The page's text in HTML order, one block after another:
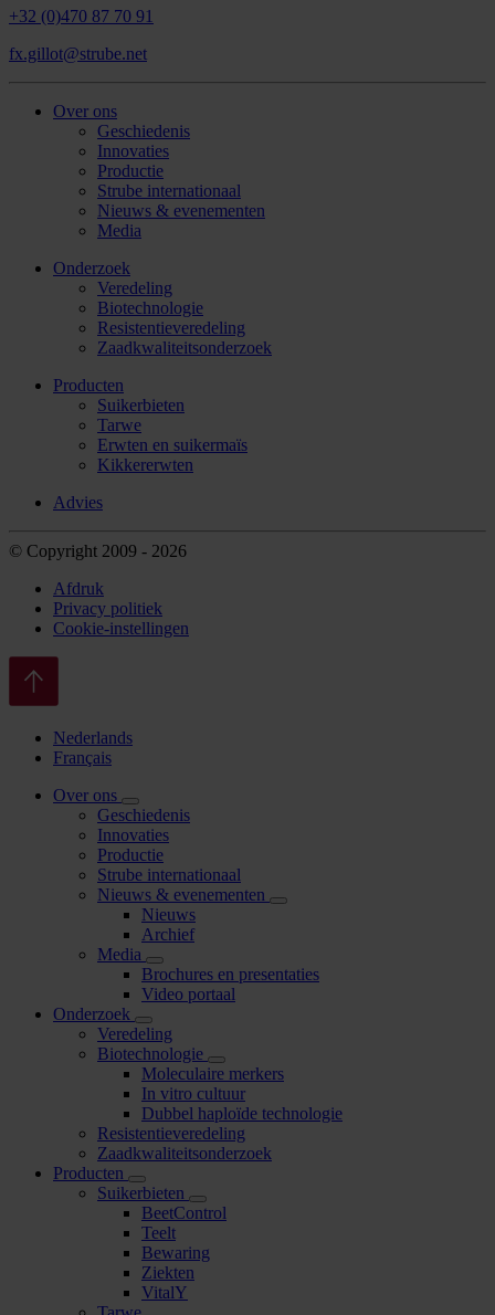
+32 (0)470 87 70 91
fx.gillot@strube.net
Over ons
Geschiedenis
Innovaties
Productie
Strube internationaal
Nieuws & evenementen
Media
Onderzoek
Veredeling
Biotechnologie
Resistentieveredeling
Zaadkwaliteitsonderzoek
Producten
Suikerbieten
Tarwe
Erwten en suikermaïs
Kikkererwten
Advies
© Copyright 2009 - 2026
Afdruk
Privacy politiek
Cookie-instellingen
Nederlands
Français
Over ons
Geschiedenis
Innovaties
Productie
Strube internationaal
Nieuws & evenementen
Nieuws
Archief
Media
Brochures en presentaties
Video portaal
Onderzoek
Veredeling
Biotechnologie
Moleculaire merkers
In vitro cultuur
Dubbel haploïde technologie
Resistentieveredeling
Zaadkwaliteitsonderzoek
Producten
Suikerbieten
BeetControl
Teelt
Bewaring
Ziekten
VitalY